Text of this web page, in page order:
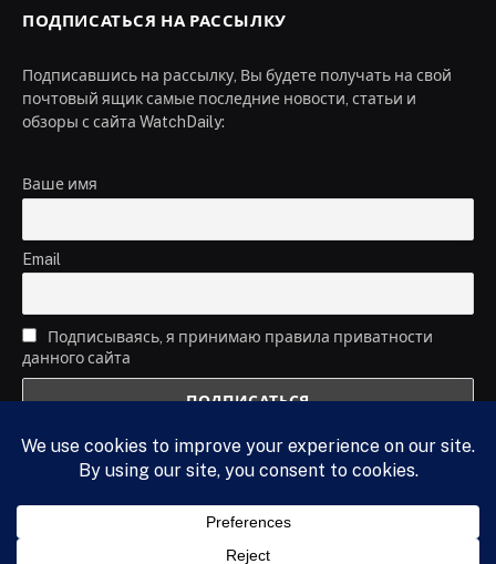
ПОДПИСАТЬСЯ НА РАССЫЛКУ
Подписавшись на рассылку, Вы будете получать на свой
почтовый ящик самые последние новости, статьи и
обзоры с сайта WatchDaily:
Ваше имя
Email
Подписываясь, я принимаю правила приватности
данного сайта